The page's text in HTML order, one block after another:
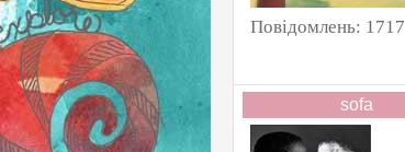
Повідомлень: 1717
sofa